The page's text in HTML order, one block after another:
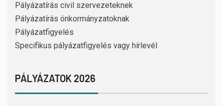
Pályázatírás civil szervezeteknek
Pályázatírás önkormányzatoknak
Pályázatfigyelés
Specifikus pályázatfigyelés vagy hírlevél
PÁLYÁZATOK 2026